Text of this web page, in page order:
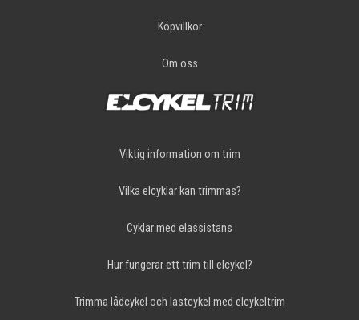
Köpvillkor
Om oss
Viktig information om trim
Vilka elcyklar kan trimmas?
Cyklar med elassistans
Hur fungerar ett trim till elcykel?
Trimma lådcykel och lastcykel med elcykeltrim